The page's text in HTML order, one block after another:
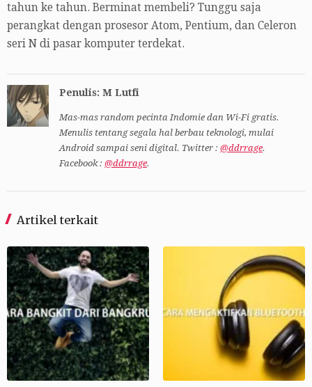
tahun ke tahun. Berminat membeli? Tunggu saja
perangkat dengan prosesor Atom, Pentium, dan Celeron
seri N di pasar komputer terdekat.
Penulis: M Lutfi
Mas-mas random pecinta Indomie dan Wi-Fi gratis.
Menulis tentang segala hal berbau teknologi, mulai
Android sampai seni digital. Twitter : @ddrrage.
Facebook : @ddrrage.
Artikel terkait